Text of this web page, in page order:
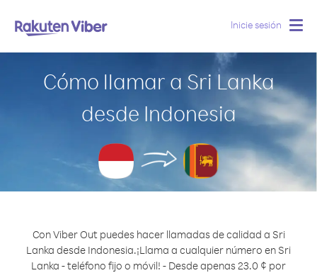
Inicie sesión
Cómo llamar a Sri Lanka
desde Indonesia
Con Viber Out puedes hacer llamadas de calidad a Sri
Lanka desde Indonesia.¡Llama a cualquier número en Sri
Lanka - teléfono fijo o móvil! - Desde apenas 23.0 ¢ por